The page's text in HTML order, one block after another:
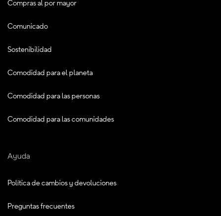
Compras al por mayor
Comunicado
Sostenibilidad
Comodidad para el planeta
Comodidad para las personas
Comodidad para las comunidades
Ayuda
Política de cambios y devoluciones
Preguntas frecuentes